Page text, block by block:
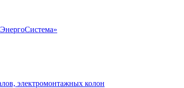
электромонтажных колон